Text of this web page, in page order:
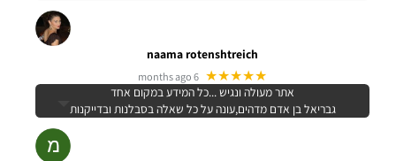
naama rotenshtreich
★★★★★
6 months ago
אתר מעולה ונגיש ...כל המידע במקום אחד
גבריאל בן אדם מדהים,עונה על כל שאלה בסבלנות ובדייקנות